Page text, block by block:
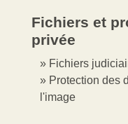
Fichiers et
privée
Fichiers
Protection des
l'image